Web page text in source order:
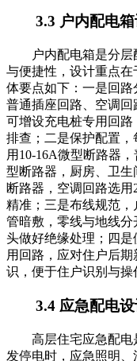
3.3 户内配电
户内配电箱是分
与便捷性，设计重点
体要点如下：一是回路
普通插座回路、空调
可增设充电桩专用回
排查；二是保护配置
用10-16A微型断路器
型断路器，厨房、卫生
断路器，空调回路选
精准；三是布线规范
管暗敷，零线与地线
头做好绝缘处理；四
用回路，应对住户后
识，便于住户识别与操
3.4 应急配电
高层住宅应急配
发停电时，应急照明、